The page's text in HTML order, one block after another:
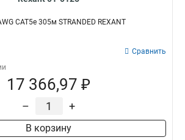
CAT5e 305м STRANDED REXANT
Сравнить
17 366,97 ₽
– +
В корзину